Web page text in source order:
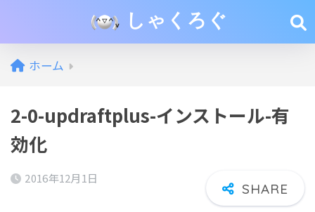
しゃくろぐ
ホーム
2-0-updraftplus-インストール-有
効化
2016年12月1日